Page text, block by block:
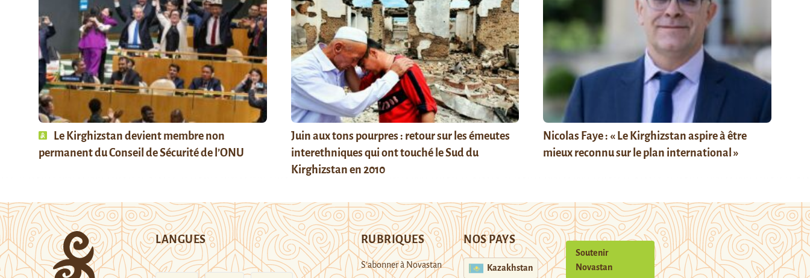
Le Kirghizstan devient membre non
permanent du Conseil de Sécurité de l’ONU
Juin aux tons pourpres : retour sur les émeutes
interethniques qui ont touché le Sud du
Kirghizstan en 2010
Nicolas Faye : « Le Kirghizstan aspire à être
mieux reconnu sur le plan international »
LANGUES RUBRIQUES
S’abonner à Novastan
NOS PAYS
Kazakhstan
Soutenir
Novastan